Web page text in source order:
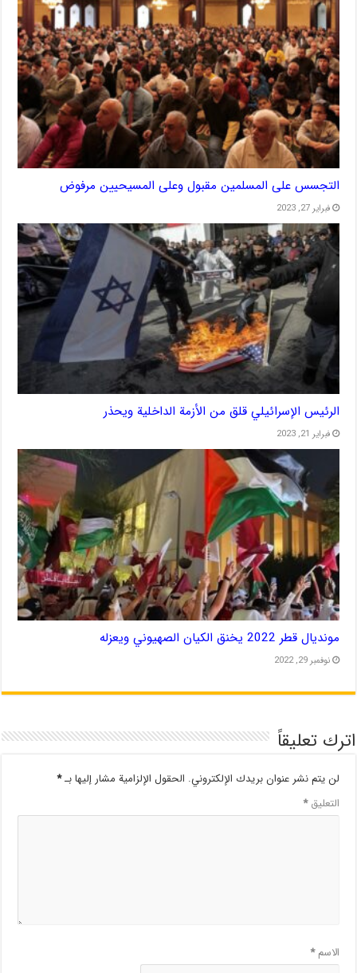
التجسس على المسلمين مقبول وعلى المسيحيين مرفوض
فبراير 27, 2023
الرئيس الإسرائيلي قلق من الأزمة الداخلية ويحذر
فبراير 21, 2023
مونديال قطر 2022 يخنق الكيان الصهيوني ويعزله
نوفمبر 29, 2022
اترك تعليقاً
لن يتم نشر عنوان بريدك الإلكتروني. الحقول الإلزامية مشار إليها بـ*
التعليق*
الاسم*